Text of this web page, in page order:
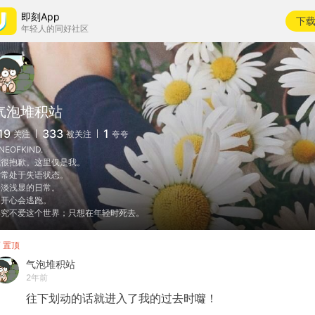
即刻App
年轻人的同好社区
下载
泡堆积站
关注 333 被关注 1 夸夸
抱歉。这里仅是我。
处于失语状态。
浅显的日常。
心会逃跑。
不爱这个世界；只想在年轻时死去。
置顶
气泡堆积站
2年前
往下划动的话就进入了我的过去时囖！